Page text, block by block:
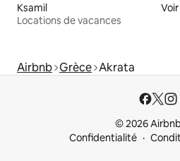
Ksamil
Locations de vacances
Airbnb Grèce Akrata
© 2026
Confidentialité